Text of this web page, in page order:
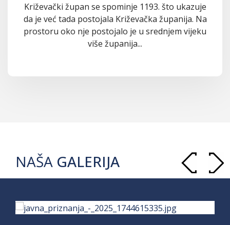
Križevački župan se spominje 1193. što ukazuje
da je već tada postojala Križevačka županija. Na
prostoru oko nje postojalo je u srednjem vijeku
više županija...
NAŠA GALERIJA